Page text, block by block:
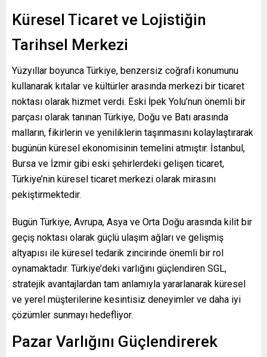
Küresel Ticaret ve Lojistiğin
Tarihsel Merkezi
Yüzyıllar boyunca Türkiye, benzersiz coğrafi konumunu
kullanarak kıtalar ve kültürler arasında merkezi bir ticaret
noktası olarak hizmet verdi. Eski İpek Yolu’nun önemli bir
parçası olarak tanınan Türkiye, Doğu ve Batı arasında
malların, fikirlerin ve yeniliklerin taşınmasını kolaylaştırarak
bugünün küresel ekonomisinin temelini atmıştır. İstanbul,
Bursa ve İzmir gibi eski şehirlerdeki gelişen ticaret,
Türkiye’nin küresel ticaret merkezi olarak mirasını
pekiştirmektedir.
Bugün Türkiye, Avrupa, Asya ve Orta Doğu arasında kilit bir
geçiş noktası olarak güçlü ulaşım ağları ve gelişmiş
altyapısı ile küresel tedarik zincirinde önemli bir rol
oynamaktadır. Türkiye’deki varlığını güçlendiren SGL,
stratejik avantajlardan tam anlamıyla yararlanarak küresel
ve yerel müşterilerine kesintisiz deneyimler ve daha iyi
çözümler sunmayı hedefliyor.
Pazar Varlığını Güçlendirerek